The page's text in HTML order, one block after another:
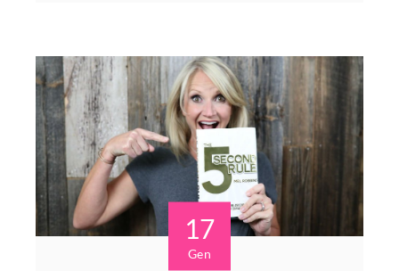
17
Gen